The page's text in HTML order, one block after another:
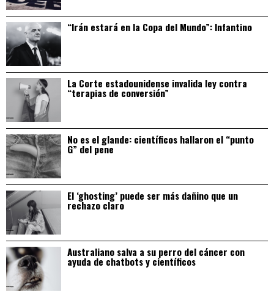
“Irán estará en la Copa del Mundo”: Infantino
La Corte estadounidense invalida ley contra
“terapias de conversión”
No es el glande: científicos hallaron el “punto
G” del pene
El ‘ghosting’ puede ser más dañino que un
rechazo claro
Australiano salva a su perro del cáncer con
ayuda de chatbots y científicos